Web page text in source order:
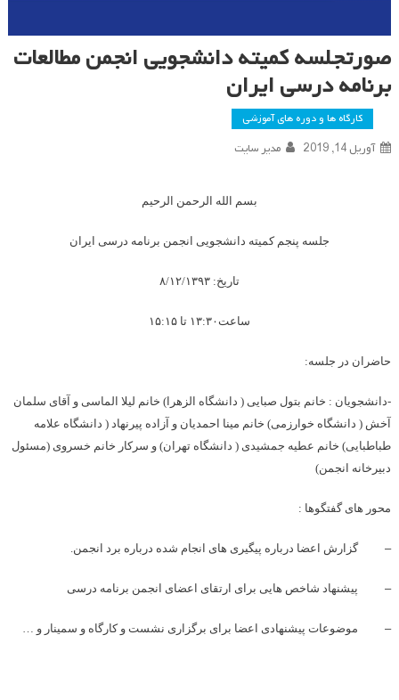
صورتجلسه کمیته دانشجویی انجمن مطالعات
برنامه درسی ایران
کارگاه ها و دوره های آموزشی
آوریل 14, 2019 مدیر سایت
بسم الله الرحمن الرحیم
جلسه پنجم کمیته دانشجویی انجمن برنامه درسی ایران
تاریخ: ۸/۱۲/۱۳۹۳
ساعت۱۳:۳۰ تا ۱۵:۱۵
حاضران در جلسه:
-دانشجویان : خانم بتول صبایی ( دانشگاه الزهرا) خانم لیلا الماسی و آقای سلمان
آخش ( دانشگاه خوارزمی) خانم مینا احمدیان و آزاده پیرنهاد ( دانشگاه علامه
طباطبایی) خانم عطیه جمشیدی ( دانشگاه تهران) و سرکار خانم خسروی (مسئول
دبیرخانه انجمن)
محور های گفتگوها :
–گزارش اعضا درباره پیگیری های انجام شده درباره برد انجمن.
– پیشنهاد شاخص هایی برای ارتقای اعضای انجمن برنامه درسی
– موضوعات پیشنهادی اعضا برای برگزاری نشست و کارگاه و سمینار و …